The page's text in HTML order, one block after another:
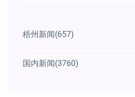
梧州新闻(657)
国内新闻(3760)